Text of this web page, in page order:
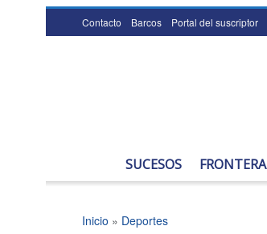
Contacto Barcos Portal del suscriptor
SUCESOS FRONTERA
Inicio » Deportes